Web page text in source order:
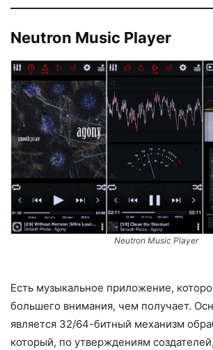
Neutron Music Player
Neutron Music Player
Есть музыкальное приложение,
большего внимания, чем получает.
является 32/64-битный механизм
который, по утверждениям